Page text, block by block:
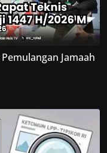
Jamaah